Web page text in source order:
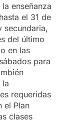
enseñanza
el 31 de
secundaria,
del último
en las
para
la
requeridas
el Plan
clases